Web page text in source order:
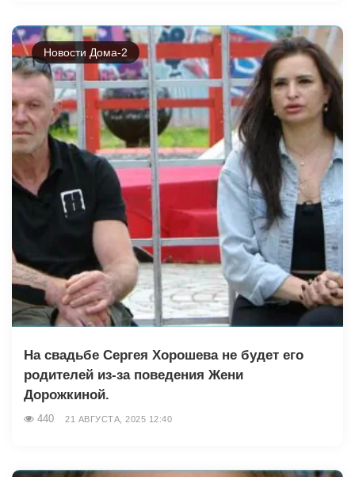
Новости Дома-2
На свадьбе Сергея Хорошева не будет его
родителей из-за поведения Жени
Дорожкиной.
440 21 АВГУСТА, 2025 12:40